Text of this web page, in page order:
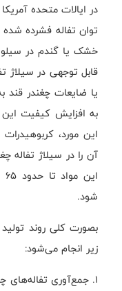
در ایالات متحده
توان تفاله فشرده شده
خشک یا گندم در سیلو
قابل توجهی در سیلاژ
یا ضایعات چغندر قند
به افزایش کیفیت
این مورد،
آن را در سیلاژ تفاله
شود.
بصورت کلی روند
زیر انجام می‌شود:
1. جمع‌آوری تفاله‌های